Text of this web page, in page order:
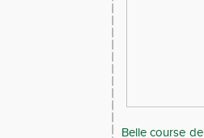
Belle course de